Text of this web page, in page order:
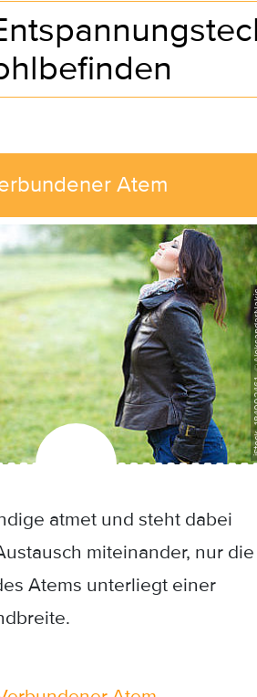
Atem
atmet und steht dabei
miteinander, nur die
Atems unterliegt einer